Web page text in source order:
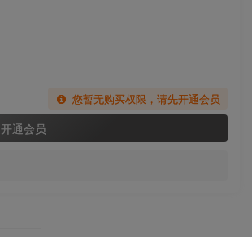
您暂无购买权限，请先开通会员
开通会员